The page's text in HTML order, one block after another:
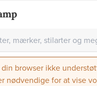
browser ikke
nødvendige for at vise